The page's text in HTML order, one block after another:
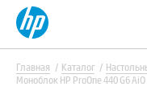
Главная Каталог
Моноблок HP ProOne 440 G6 AiO